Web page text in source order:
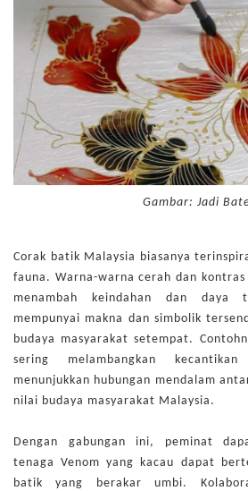
Gambar: Jadi
Corak batik Malaysia biasanya
fauna. Warna-warna cerah dan
menambah keindahan dan daya
mempunyai makna dan simbolik
budaya masyarakat setempat.
sering melambangkan
menunjukkan hubungan mendalam
nilai budaya masyarakat Malaysia.
Dengan gabungan ini, peminat
tenaga Venom yang kacau dapat
batik yang berakar umbi.